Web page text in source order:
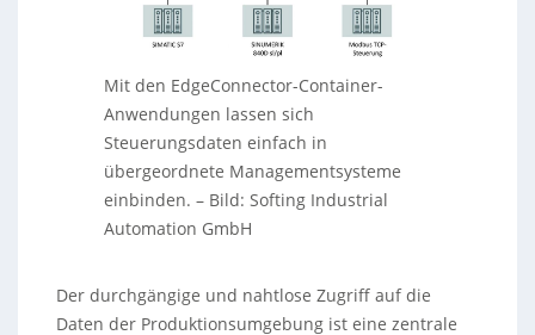
Mit den EdgeConnector-Container-
Anwendungen lassen sich
Steuerungsdaten einfach in
übergeordnete Managementsysteme
einbinden. – Bild: Softing Industrial
Automation GmbH
Der durchgängige und nahtlose Zugriff auf die
Daten der Produktionsumgebung ist eine zentrale